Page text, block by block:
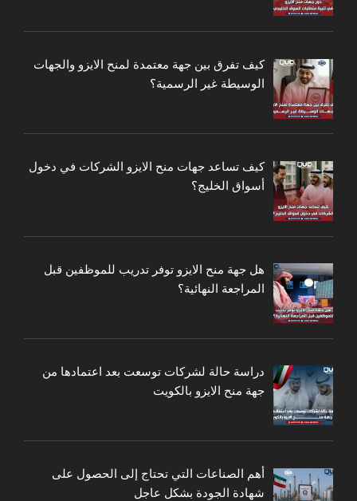
كيف تفرق بين جهة معتمدة لمنح الايزو والجهات
الوسيطة غير الرسمية؟
كيف تساعد جهات منح الايزو الشركات في دخول
أسواق الخليج؟
هل جهة منح الايزو توفر تدريب للموظفين قبل
المراجعة النهائية؟
دراسة حالة لشركات توسعت بعد اعتمادها من
جهة منح الايزو بالكويت
أهم الصناعات التي تحتاج إلى الحصول على
شهادة الجودة بشكل عاجل